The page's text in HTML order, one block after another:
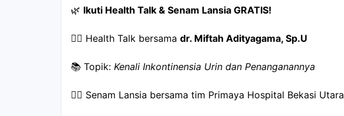
🌿 Ikuti Health Talk & Senam Lansia GRATIS!
👨‍⚕️ Health Talk bersama dr. Miftah Adityagama, Sp.U
📚 Topik: Kenali Inkontinensia Urin dan Penanganannya
🧘‍♀️ Senam Lansia bersama tim Primaya Hospital Bekasi Utara